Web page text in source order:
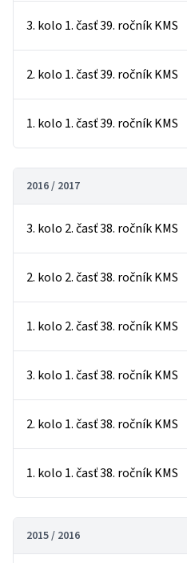
3. kolo 1. časť 39. ročník KMS
2. kolo 1. časť 39. ročník KMS
1. kolo 1. časť 39. ročník KMS
2016 / 2017
3. kolo 2. časť 38. ročník KMS
2. kolo 2. časť 38. ročník KMS
1. kolo 2. časť 38. ročník KMS
3. kolo 1. časť 38. ročník KMS
2. kolo 1. časť 38. ročník KMS
1. kolo 1. časť 38. ročník KMS
2015 / 2016